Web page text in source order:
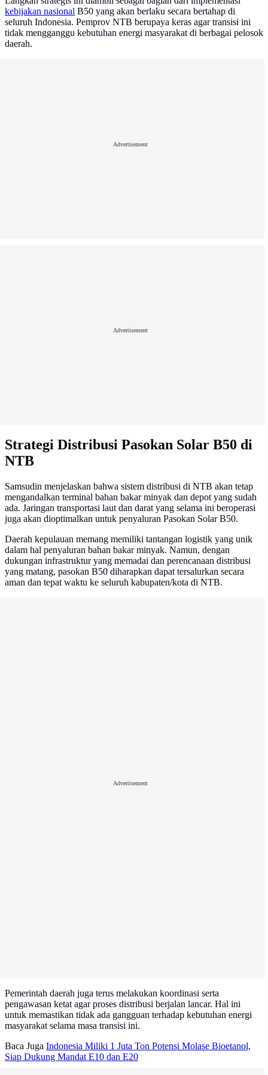
kebijakan nasional B50 yang akan berlaku secara bertahap di
seluruh Indonesia. Pemprov NTB berupaya keras agar transisi ini
tidak mengganggu kebutuhan energi masyarakat di berbagai pelosok
daerah.
Advertisement
Advertisement
Strategi Distribusi Pasokan Solar B50 di
NTB
Samsudin menjelaskan bahwa sistem distribusi di NTB akan tetap
mengandalkan terminal bahan bakar minyak dan depot yang sudah
ada. Jaringan transportasi laut dan darat yang selama ini beroperasi
juga akan dioptimalkan untuk penyaluran Pasokan Solar B50.
Daerah kepulauan memang memiliki tantangan logistik yang unik
dalam hal penyaluran bahan bakar minyak. Namun, dengan
dukungan infrastruktur yang memadai dan perencanaan distribusi
yang matang, pasokan B50 diharapkan dapat tersalurkan secara
aman dan tepat waktu ke seluruh kabupaten/kota di NTB.
Advertisement
Pemerintah daerah juga terus melakukan koordinasi serta
pengawasan ketat agar proses distribusi berjalan lancar. Hal ini
untuk memastikan tidak ada gangguan terhadap kebutuhan energi
masyarakat selama masa transisi ini.
Baca Juga Indonesia Miliki 1 Juta Ton Potensi Molase Bioetanol,
Siap Dukung Mandat E10 dan E20